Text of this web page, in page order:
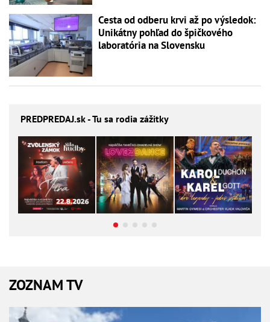
Cesta od odberu krvi až po výsledok:
Unikátny pohľad do špičkového
laboratória na Slovensku
PREDPREDAJ.sk - Tu sa rodia zážitky
ZOZNAM TV